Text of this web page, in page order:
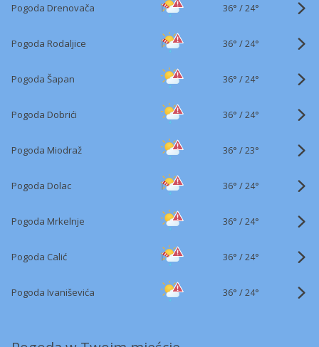
Pogoda Drenovača 36° /24°
Pogoda Rodaljice 36° /24°
Pogoda Šapan 36° /24°
Pogoda Dobrići 36° /24°
Pogoda Miodraž 36° /23°
Pogoda Dolac 36° /24°
Pogoda Mrkelnje 36° /24°
Pogoda Calić 36° /24°
Pogoda Ivaniševića 36° /24°